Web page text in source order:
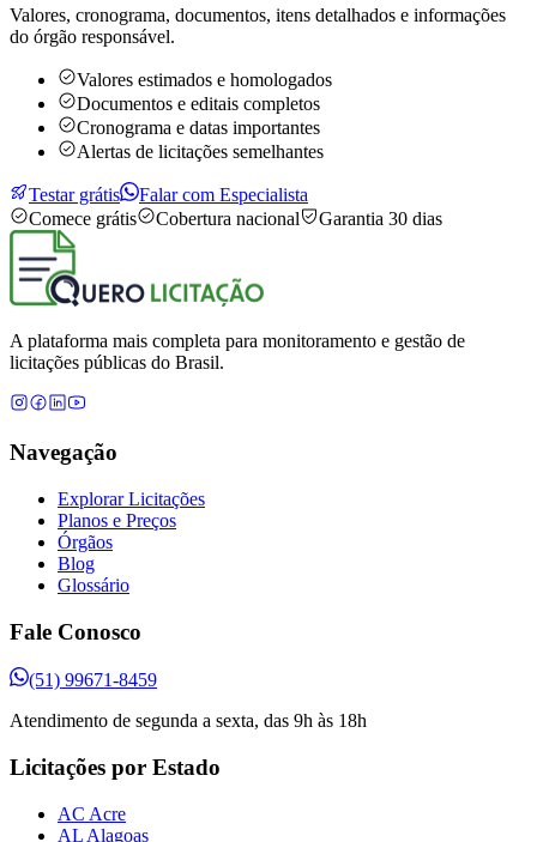
Valores, cronograma, documentos, itens detalhados e informações
do órgão responsável.
Valores estimados e homologados
Documentos e editais completos
Cronograma e datas importantes
Alertas de licitações semelhantes
Testar grátis
Falar com Especialista
Comece grátis
Cobertura nacional Garantia 30 dias
A plataforma mais completa para monitoramento e gestão de
licitações públicas do Brasil.
Navegação
Explorar Licitações
Planos e Preços
Órgãos
Blog
Glossário
Fale Conosco
(51) 99671-8459
Atendimento de segunda a sexta, das 9h às 18h
Licitações por Estado
AC Acre
AL Alagoas